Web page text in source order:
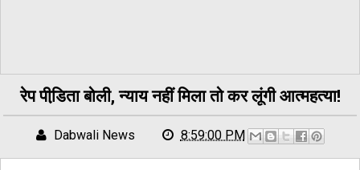
रेप पीडि़ता बोली, न्याय नहीं मिला तो कर लूंगी आत्महत्या!
Dabwali News 8:59:00 PM